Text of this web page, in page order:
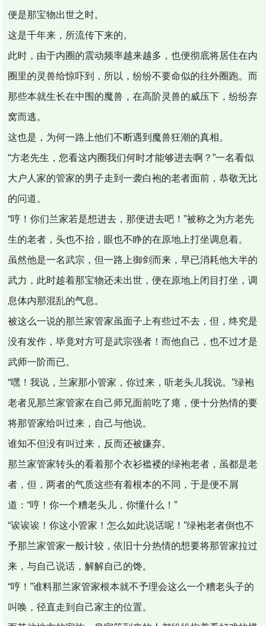
便是那宝物出世之时。
这是千年来，所流传下来的。
此时，由于内圈的震动频率越来越多，也便彻底将居住在内
圈里的灵兽给惊吓到，所以，纷纷不要命似的往外圈跑。而
那些本就生长在中围的魔兽，在高阶灵兽的威压下，纷纷弃
窝而逃。
这也是，为何一路上他们不断遇到魔兽狂潮的真相。
“方老先生，您看这内圈我们何时才能够进去啊？”一名看似
大户人家的管家的男子走到一袭白袍的老者面前，恭敬无比
的问道。
“哼！你们兰家若是想进去，那便进去吧！”被称之为方老先
生的老者，头也不抬，眼也不睁的在原地上打坐调息着。
虽然他是一名武宗，但一路上御剑而来，早已消耗他大半的
武力，此时趁着那宝物还未出世，便在原地上闭目打坐，调
息体内那混乱的气息。
被这么一说的那兰家管家虽面子上有些过不去，但，终究是
没有发作，毕竟对方可是武宗强者！而他自己，也不过才是
武师一阶而已。
“嘿！我说，兰家那小管家，你过来，听老头儿我说。”绿袍
老者见那兰家管家在自己师兄面前吃了瘪，便十分热情的要
将那管家给叫过来，自己与他说。
谁知不但没有叫过来，反而还被嫌弃。
那兰家管家转头的看着那个衣衫褴褛的绿袍老者，虽都是老
者，但，两者的气质这些有着根本的不同，于是便不屑
道：“哼！你一个糟老头儿，你懂什么！”
“诶诶诶！你这小管家！怎么如此说话呢！”绿袍老者倒也不
予那兰家管家一般计较，依旧十分热情的想要将那管家拉过
来，与自己说话，解解自己的馋。
“哼！”谁料那兰家管家根本就不予理会这么一个糟老头子的
叫唤，径直走到自己家主的位置。